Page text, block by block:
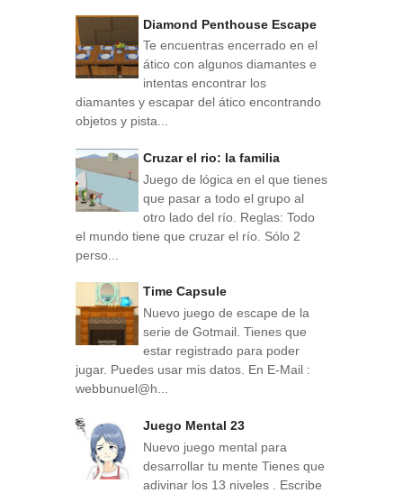
Diamond Penthouse Escape
Te encuentras encerrado en el
ático con algunos diamantes e
intentas encontrar los
diamantes y escapar del ático encontrando
objetos y pista...
Cruzar el rio: la familia
Juego de lógica en el que tienes
que pasar a todo el grupo al
otro lado del río. Reglas: Todo
el mundo tiene que cruzar el río. Sólo 2
perso...
Time Capsule
Nuevo juego de escape de la
serie de Gotmail. Tienes que
estar registrado para poder
jugar. Puedes usar mis datos. En E-Mail :
webbunuel@h...
Juego Mental 23
Nuevo juego mental para
desarrollar tu mente Tienes que
adivinar los 13 niveles . Escribe